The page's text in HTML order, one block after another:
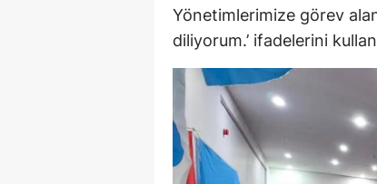
Yönetimlerimize görev alan
diliyorum.’ ifadelerini